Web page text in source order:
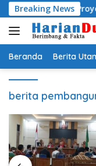
Langsung
ke
konten
Breaking News
Proyek
Beranda Berita
berita